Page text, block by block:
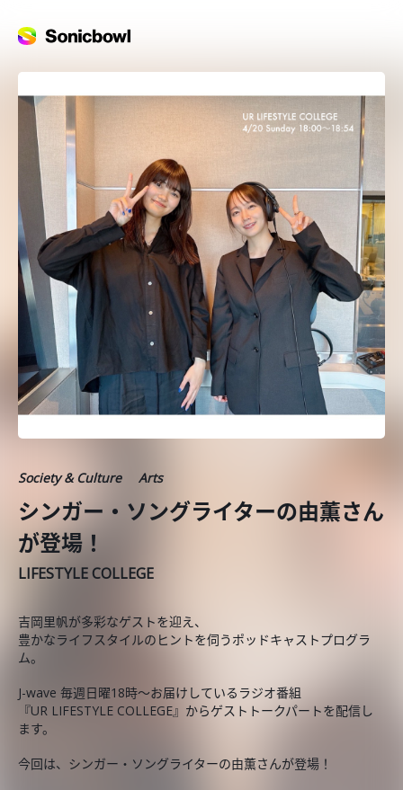
Society & Culture Arts
シンガー・ソングライターの由薫さん
が登場！
LIFESTYLE COLLEGE
吉岡里帆が多彩なゲストを迎え、
豊かなライフスタイルのヒントを伺うポッドキャストプログラ
ム。
J-wave 毎週日曜18時～お届けしているラジオ番組
『UR LIFESTYLE COLLEGE』からゲストトークパートを配信し
ます。
今回は、シンガー・ソングライターの由薫さんが登場！